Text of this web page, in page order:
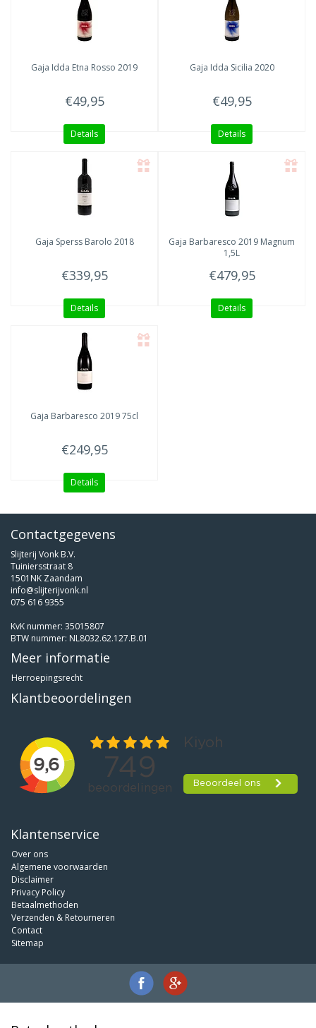
Gaja Idda Etna Rosso 2019
€49,95
Details
Gaja Idda Sicilia 2020
€49,95
Details
Gaja Sperss Barolo 2018
€339,95
Details
Gaja Barbaresco 2019 Magnum
1,5L
€479,95
Details
Gaja Barbaresco 2019 75cl
€249,95
Details
Contactgegevens
Slijterij Vonk B.V.
Tuiniersstraat 8
1501NK Zaandam
info@slijterijvonk.nl
075 616 9355
KvK nummer: 35015807
BTW nummer: NL8032.62.127.B.01
Meer informatie
Herroepingsrecht
Klantbeoordelingen
Klantenservice
Over ons
Algemene voorwaarden
Disclaimer
Privacy Policy
Betaalmethoden
Verzenden & Retourneren
Contact
Sitemap